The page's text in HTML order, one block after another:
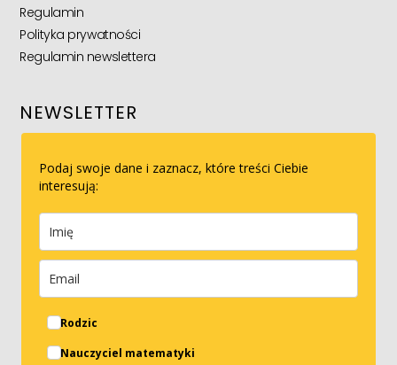
Regulamin
Polityka prywatności
Regulamin newslettera
NEWSLETTER
Podaj swoje dane i zaznacz, które treści Ciebie
interesują:
Rodzic
Nauczyciel matematyki